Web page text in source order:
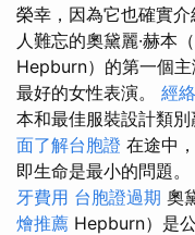
榮幸，因為它也確實
人難忘的奧黛麗·赫本
Hepburn）的第一個主
最好的女性表演。 經
本和最佳服裝設計類
面了解台胞證 在途中
即生命是最小的問題。
牙費用 台胞證過期 奧
燴推薦 Hepburn）是